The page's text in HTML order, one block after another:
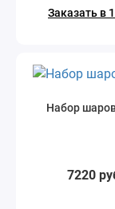
Заказать в
Набор
7220